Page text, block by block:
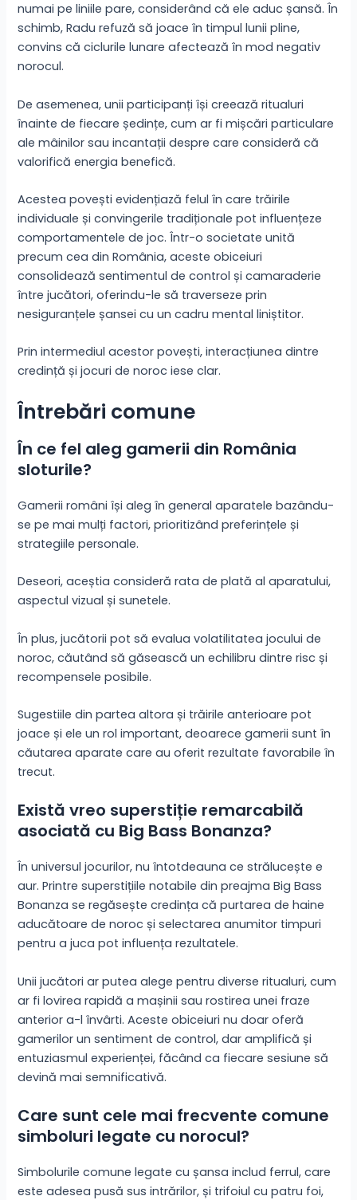
numai pe liniile pare, considerând că ele aduc șansă. În
schimb, Radu refuză să joace în timpul lunii pline,
convins că ciclurile lunare afectează în mod negativ
norocul.
De asemenea, unii participanți își creează ritualuri
înainte de fiecare ședințe, cum ar fi mișcări particulare
ale mâinilor sau incantații despre care consideră că
valorifică energia benefică.
Acestea povești evidențiază felul în care trăirile
individuale și convingerile tradiționale pot influențeze
comportamentele de joc. Într-o societate unită
precum cea din România, aceste obiceiuri
consolidează sentimentul de control și camaraderie
între jucători, oferindu-le să traverseze prin
nesiguranțele șansei cu un cadru mental liniștitor.
Prin intermediul acestor povești, interacțiunea dintre
credință și jocuri de noroc iese clar.
Întrebări comune
În ce fel aleg gamerii din România
sloturile?
Gamerii români își aleg în general aparatele bazându-
se pe mai mulți factori, prioritizând preferințele și
strategiile personale.
Deseori, aceștia consideră rata de plată al aparatului,
aspectul vizual și sunetele.
În plus, jucătorii pot să evalua volatilitatea jocului de
noroc, căutând să găsească un echilibru dintre risc și
recompensele posibile.
Sugestiile din partea altora și trăirile anterioare pot
joace și ele un rol important, deoarece gamerii sunt în
căutarea aparate care au oferit rezultate favorabile în
trecut.
Există vreo superstiție remarcabilă
asociată cu Big Bass Bonanza?
În universul jocurilor, nu întotdeauna ce strălucește e
aur. Printre superstițiile notabile din preajma Big Bass
Bonanza se regăsește credința că purtarea de haine
aducătoare de noroc și selectarea anumitor timpuri
pentru a juca pot influența rezultatele.
Unii jucători ar putea alege pentru diverse ritualuri, cum
ar fi lovirea rapidă a mașinii sau rostirea unei fraze
anterior a-l învârti. Aceste obiceiuri nu doar oferă
gamerilor un sentiment de control, dar amplifică și
entuziasmul experienței, făcând ca fiecare sesiune să
devină mai semnificativă.
Care sunt cele mai frecvente comune
simboluri legate cu norocul?
Simbolurile comune legate cu șansa includ ferrul, care
este adesea pusă sus intrărilor, și trifoiul cu patru foi,